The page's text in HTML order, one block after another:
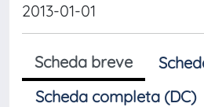
2013-01-01
Scheda breve
Scheda completa (DC)